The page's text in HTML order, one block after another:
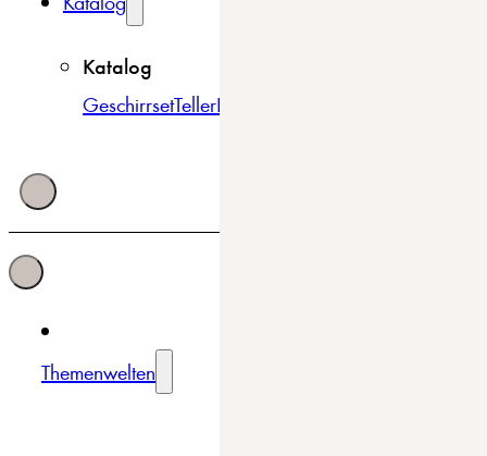
Katalog
GeschirrsetTellerBowls & Schüsseln
Themenwelten